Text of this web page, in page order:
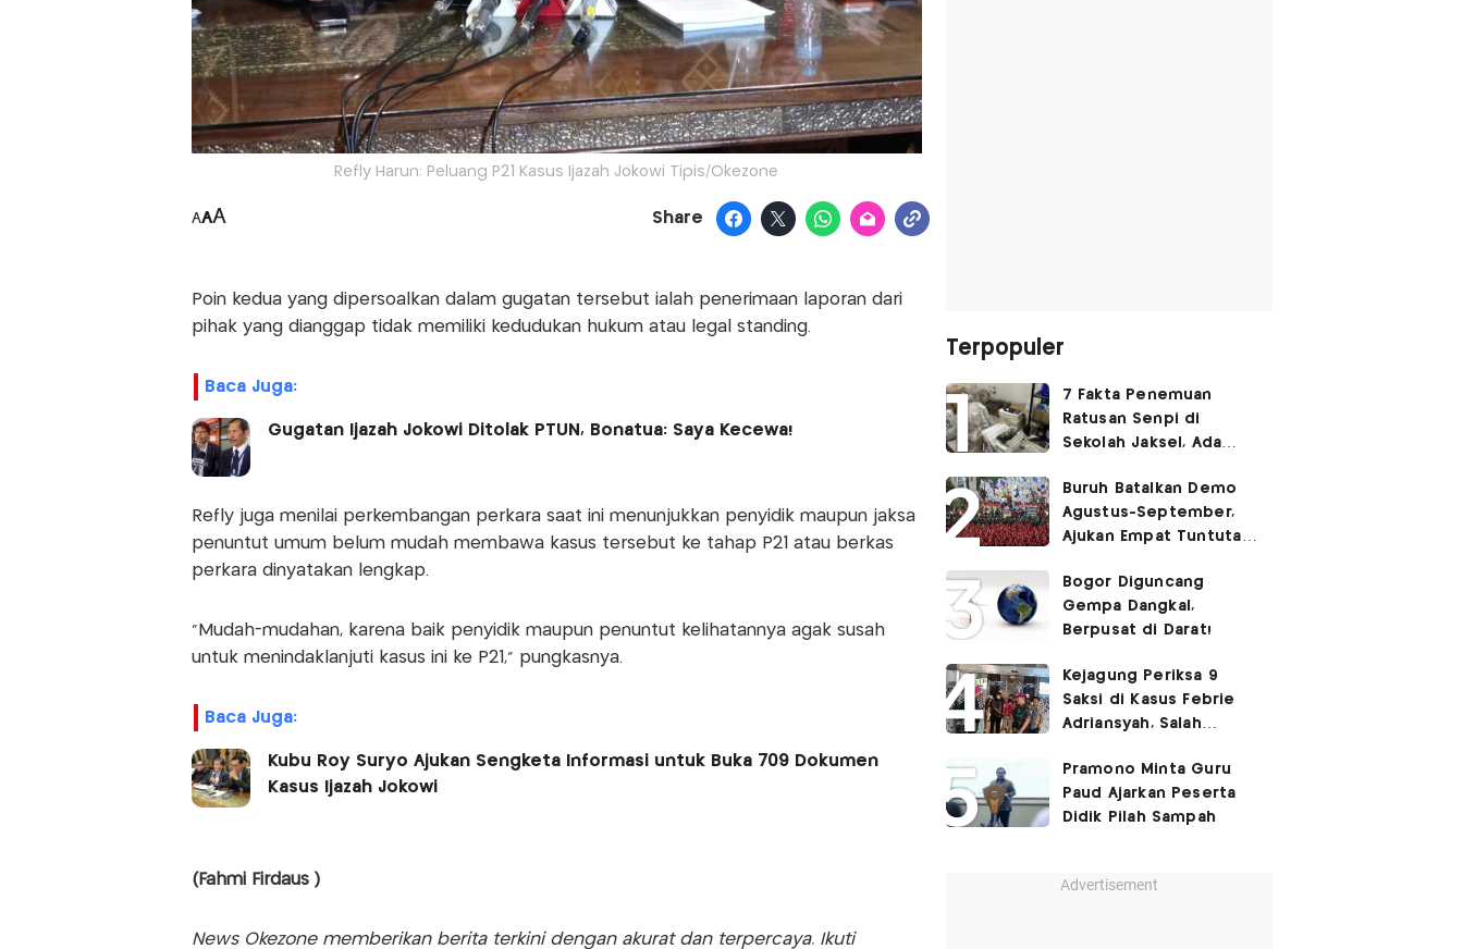
Refly Harun: Peluang P21 Kasus Ijazah Jokowi Tipis/Okezone
AAA Share
Poin kedua yang dipersoalkan dalam gugatan tersebut ialah penerimaan laporan dari
pihak yang dianggap tidak memiliki kedudukan hukum atau legal standing.
Baca Juga:
Gugatan Ijazah Jokowi Ditolak PTUN, Bonatua: Saya Kecewa!
Refly juga menilai perkembangan perkara saat ini menunjukkan penyidik maupun jaksa
penuntut umum belum mudah membawa kasus tersebut ke tahap P21 atau berkas
perkara dinyatakan lengkap.
“Mudah-mudahan, karena baik penyidik maupun penuntut kelihatannya agak susah
untuk menindaklanjuti kasus ini ke P21,” pungkasnya.
Baca Juga:
Kubu Roy Suryo Ajukan Sengketa Informasi untuk Buka 709 Dokumen
Kasus Ijazah Jokowi
(Fahmi Firdaus )
News Okezone memberikan berita terkini dengan akurat dan terpercaya. Ikuti
Terpopuler
7 Fakta Penemuan
Ratusan Senpi di
Sekolah Jaksel, Ada
Ruang Bunker
Buruh Batalkan Demo
Agustus-September,
Ajukan Empat Tuntutan
Bogor Diguncang
Gempa Dangkal,
Berpusat di Darat!
Kejagung Periksa 9
Saksi di Kasus Febrie
Adriansyah, Salah
Pramono Minta Guru
Paud Ajarkan Peserta
Didik Pilah Sampah
Advertisement